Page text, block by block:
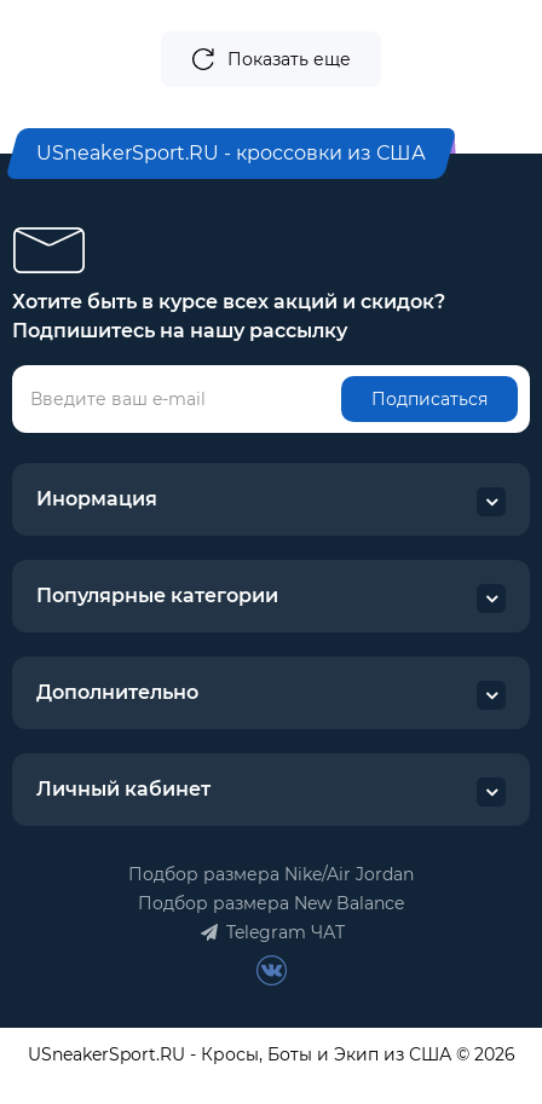
Показать еще
USneakerSport.RU - кроссовки из США
Хотите быть в курсе всех акций и скидок?
Подпишитесь на нашу рассылку
Подписаться
Инормация
Популярные категории
Дополнительно
Личный кабинет
Подбор размера Nike/Air Jordan
Подбор размера New Balance
Telegram ЧАТ
USneakerSport.RU - Кросы, Боты и Экип из США © 2026